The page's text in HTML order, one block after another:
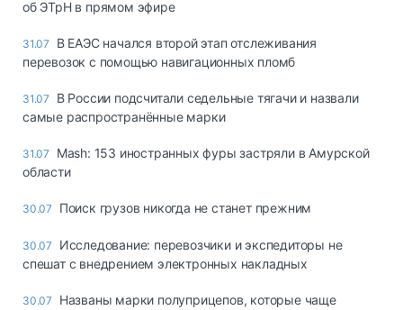
об ЭТрН в прямом эфире
31.07
В ЕАЭС начался второй этап отслеживания
перевозок с помощью навигационных пломб
31.07
В России подсчитали седельные тягачи и назвали
самые распространённые марки
31.07
Mash: 153 иностранных фуры застряли в Амурской
области
30.07 Поиск грузов никогда не станет прежним
30.07
Исследование: перевозчики и экспедиторы не
спешат с внедрением электронных накладных
30.07
Названы марки полуприцепов, которые чаще